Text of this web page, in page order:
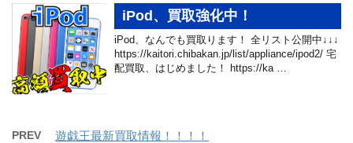
iPod、買取強化中！
iPod、なんでも買取ります！ 全リスト公開中↓↓↓
https://kaitori.chibakan.jp/list/appliance/ipod2/ 宅
配買取、はじめました！ https://ka …
PREV 遊戯王最新買取情報！！！！